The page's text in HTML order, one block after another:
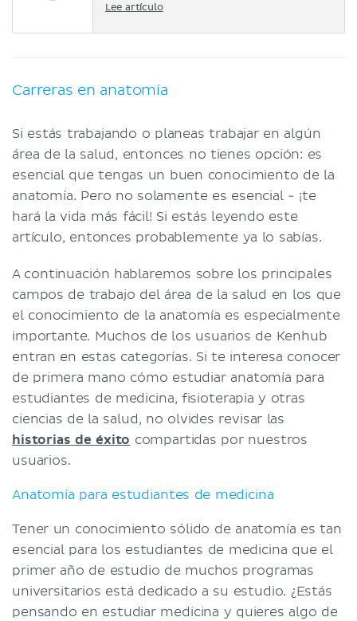
Lee artículo
Carreras en anatomía
Si estás trabajando o planeas trabajar en algún
área de la salud, entonces no tienes opción: es
esencial que tengas un buen conocimiento de la
anatomía. Pero no solamente es esencial - ¡te
hará la vida más fácil! Si estás leyendo este
artículo, entonces probablemente ya lo sabías.
A continuación hablaremos sobre los principales
campos de trabajo del área de la salud en los que
el conocimiento de la anatomía es especialmente
importante. Muchos de los usuarios de Kenhub
entran en estas categorías. Si te interesa conocer
de primera mano cómo estudiar anatomía para
estudiantes de medicina, fisioterapia y otras
ciencias de la salud, no olvides revisar las
historias de éxito compartidas por nuestros
usuarios.
Anatomía para estudiantes de medicina
Tener un conocimiento sólido de anatomía es tan
esencial para los estudiantes de medicina que el
primer año de estudio de muchos programas
universitarios está dedicado a su estudio. ¿Estás
pensando en estudiar medicina y quieres algo de